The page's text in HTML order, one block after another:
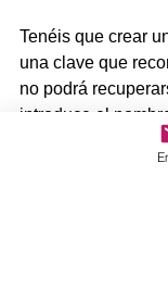
Tenéis que crear
una clave que
no podrá
introduce el